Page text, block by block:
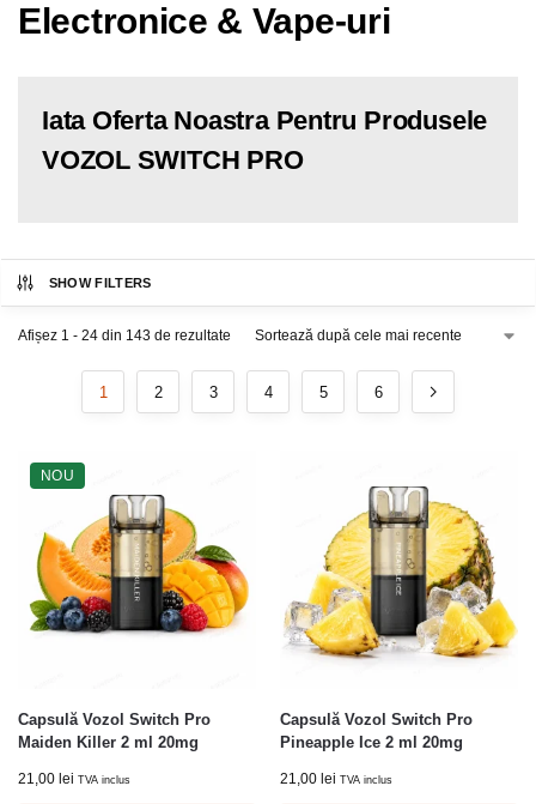
Electronice & Vape-uri
Iata Oferta Noastra Pentru Produsele
VOZOL SWITCH PRO
SHOW FILTERS
Afișez 1 - 24 din 143 de rezultate
1 2 3 4 5 6
NOU
Capsulă Vozol Switch Pro
Maiden Killer 2 ml 20mg
21,00 lei TVA inclus
Capsulă Vozol Switch Pro
Pineapple Ice 2 ml 20mg
21,00 lei TVA inclus